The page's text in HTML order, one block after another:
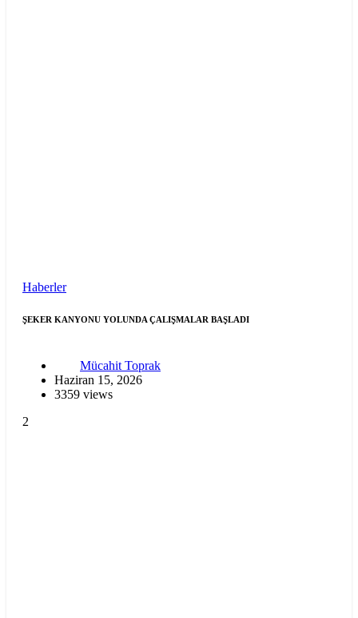
Haberler
ŞEKER KANYONU YOLUNDA ÇALIŞMALAR BAŞLADI
Mücahit Toprak
Haziran 15, 2026
3359 views
2